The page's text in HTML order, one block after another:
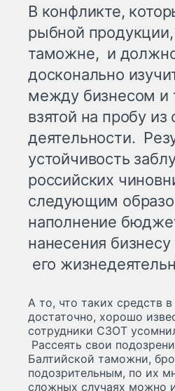
В конфликте,
рыбной
таможне, и
досконально
между бизнесом и
взятой на пробу
деятельности.
устойчивость
российских
следующим
наполнение
нанесения
его
А то, что таких средств
достаточно, хорошо
сотрудники СЗОТ
Рассеять свои
Балтийской таможни,
подозрительным, по их
сложных случаях можно